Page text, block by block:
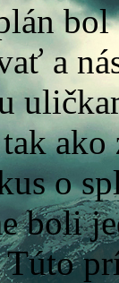
a
ako
o
boli